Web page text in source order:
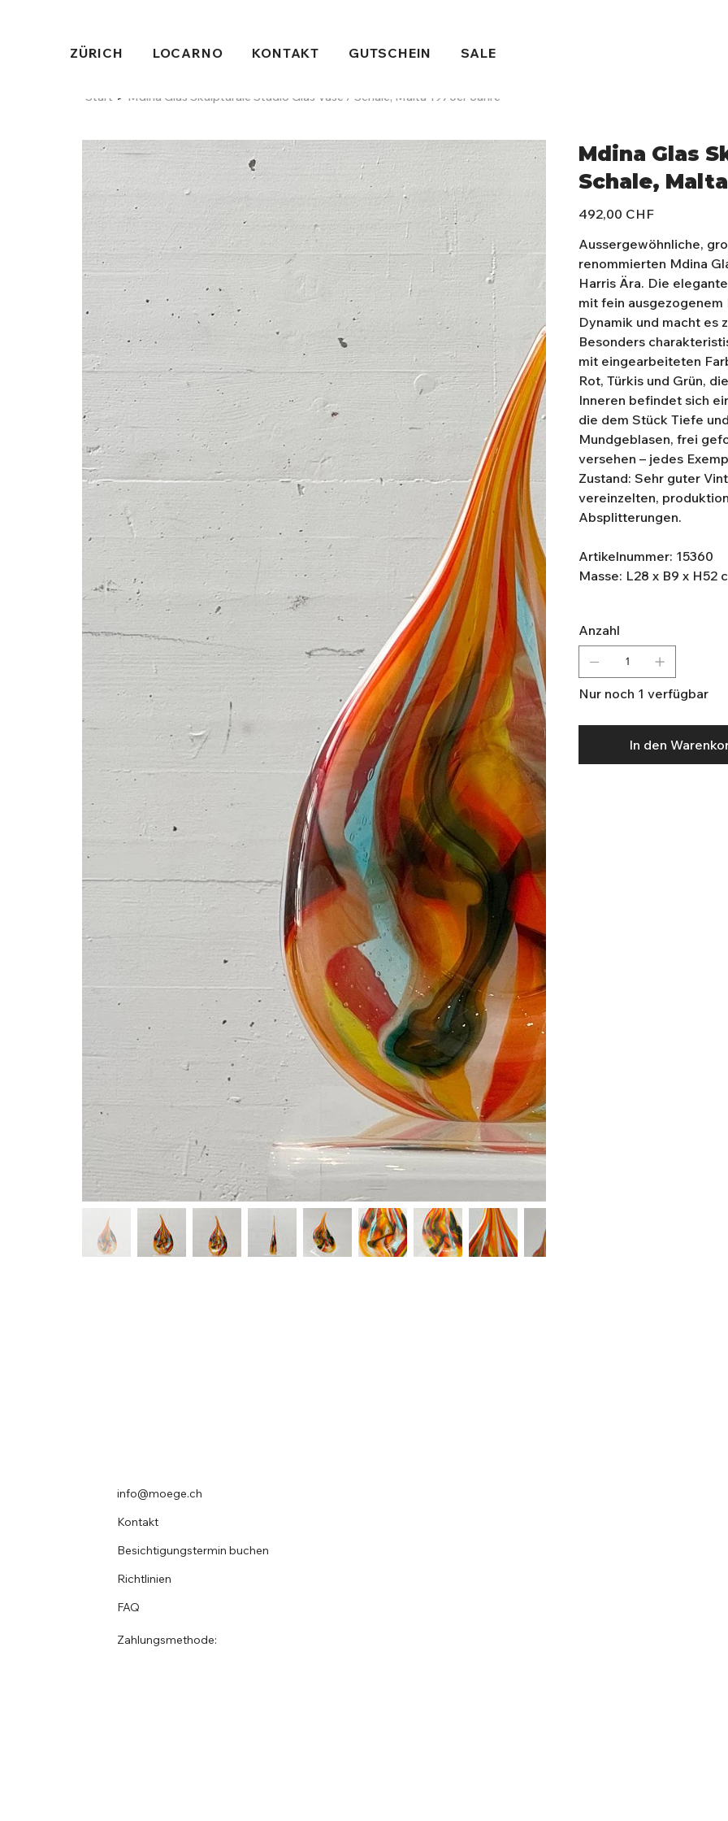
ZÜRICH LOCARNO KONTAKT GUTSCHEIN SALE
Start > Mdina Glas Skulpturale Studio Glas Vase / Schale, Malta 1970er Jahre
Mdina Glas
Schale,
Preis
492,00 CHF
Aussergewöhnliche,
renommierten Mdina
Harris Ära. Die
mit fein
Dynamik und macht es
Besonders
mit eingearbeiteten
Rot, Türkis und Grün,
Inneren befindet sich
die dem Stück Tiefe
Mundgeblasen, frei
versehen – jedes
Zustand: Sehr guter
vereinzelten,
Absplitterungen.
Artikelnummer: 15360
Masse: L28 x B9 x H52
Anzahl
Nur noch 1 verfügbar
In den
info@moege.ch
Kontakt
Besichtigungstermin buchen
Richtlinien
FAQ
Zahlungsmethode: